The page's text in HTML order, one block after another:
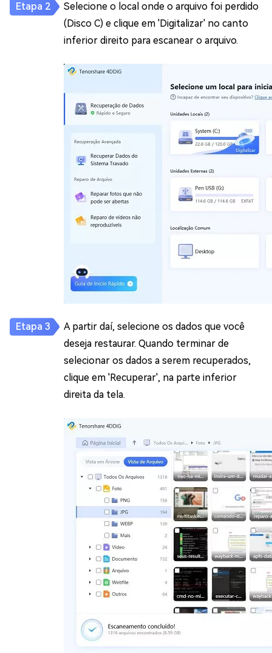
Selecione o local onde o arquivo foi perdido
(Disco C) e clique em 'Digitalizar' no canto
inferior direito para escanear o arquivo.
A partir daí, selecione os dados que você
deseja restaurar. Quando terminar de
selecionar os dados a serem recuperados,
clique em 'Recuperar', na parte inferior
direita da tela.